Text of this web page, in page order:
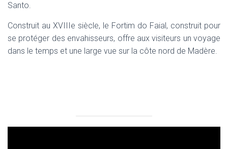
Santo.
Construit au XVIIIe siècle, le Fortim do Faial, construit pour
se protéger des envahisseurs, offre aux visiteurs un voyage
dans le temps et une large vue sur la côte nord de Madère.